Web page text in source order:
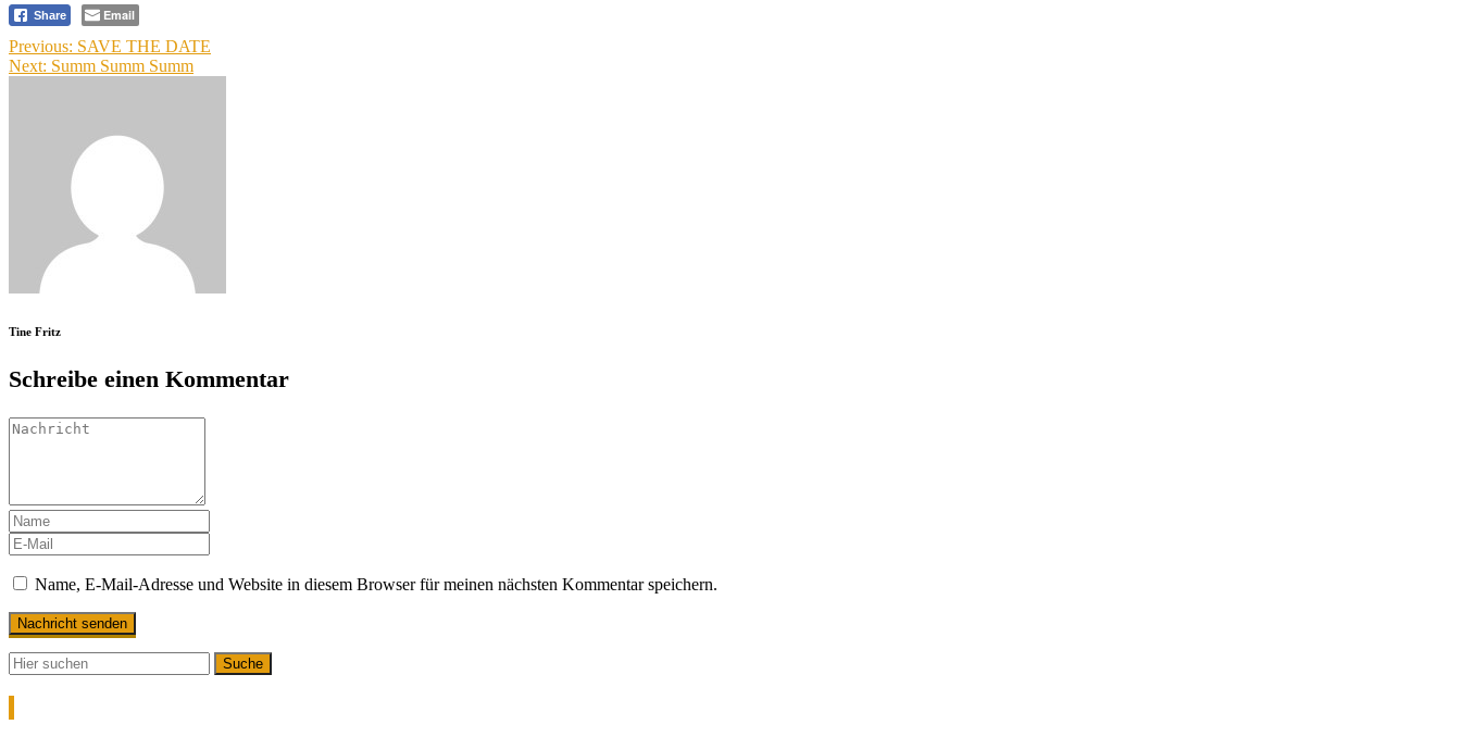
Share Email
Beitragsnavigation
Previous: SAVE THE DATE
Next: Summ Summ Summ
Tine Fritz
Schreibe einen Kommentar
Name, E-Mail-Adresse und Website in diesem Browser für meinen nächsten Kommentar speichern.